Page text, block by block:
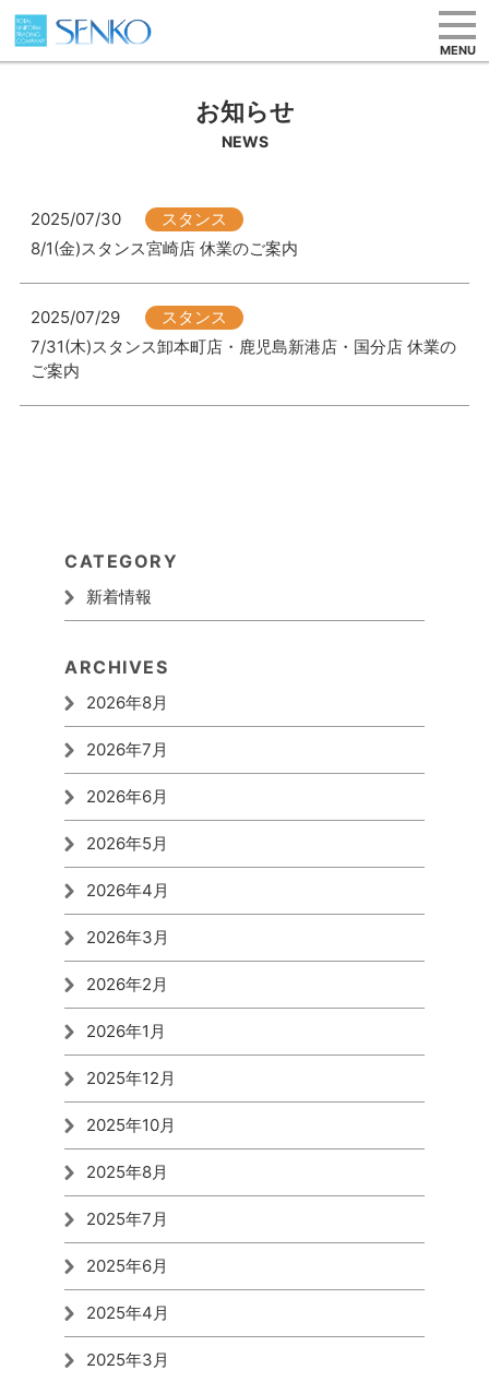
MENU
お知らせ
NEWS
2025/07/30
スタンス
8/1(金)スタンス宮崎店 休業のご案内
2025/07/29
スタンス
7/31(木)スタンス卸本町店・鹿児島新港店・国分店 休業の
ご案内
CATEGORY
新着情報
ARCHIVES
2026年8月
2026年7月
2026年6月
2026年5月
2026年4月
2026年3月
2026年2月
2026年1月
2025年12月
2025年10月
2025年8月
2025年7月
2025年6月
2025年4月
2025年3月